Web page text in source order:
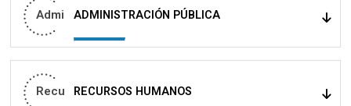
Admi ADMINISTRACIÓN PÚBLICA
Recu RECURSOS HUMANOS